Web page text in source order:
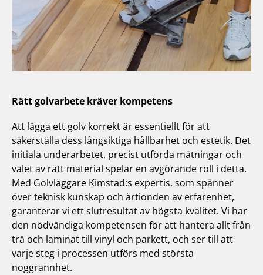
Rätt golvarbete kräver kompetens
Att lägga ett golv korrekt är essentiellt för att
säkerställa dess långsiktiga hållbarhet och estetik. Det
initiala underarbetet, precist utförda mätningar och
valet av rätt material spelar en avgörande roll i detta.
Med Golvläggare Kimstad:s expertis, som spänner
över teknisk kunskap och årtionden av erfarenhet,
garanterar vi ett slutresultat av högsta kvalitet. Vi har
den nödvändiga kompetensen för att hantera allt från
trä och laminat till vinyl och parkett, och ser till att
varje steg i processen utförs med största
noggrannhet.